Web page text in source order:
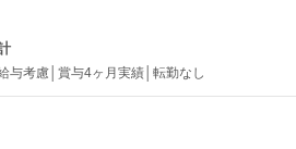
与考慮│賞与4ヶ月実績│転勤なし